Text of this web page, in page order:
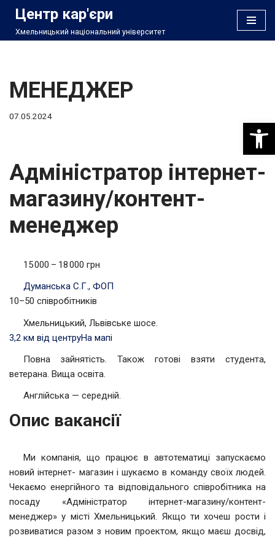
Перейти
Центр кар'єри
Хмельницький національний університет
МЕНЕДЖЕР
07.05.2024
Адміністратор інтернет-
магазину/контент-
менеджер
15 000 – 18 000 грн
Думанська С.Г., ФОП
10–50 співробітників
Хмельницький, Львівське шосе.
3,2 км від центруНа мапі
Повна зайнятість. Також готові взяти студента,
ветерана. Вища освіта.
Англійська — середній.
Опис вакансії
Ми компанія, що працює в автотематиці запускаємо
новий інтернет- магазин і шукаємо в команду своїх людей.
Чекаємо енергійного та відповідального співробітника на
посаду «Адміністратор інтернет-магазину/контент-
менеджер» у місті Хмельницький. Якщо ти хочеш рости і
розвиватися разом з новим проектом, якщо маєш досвід,